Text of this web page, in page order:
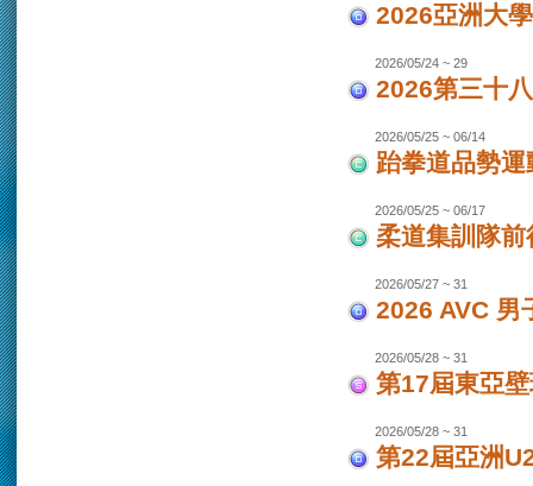
2026亞洲大
2026/05/24 ~ 29
2026第三十
2026/05/25 ~ 06/14
跆拳道品勢
2026/05/25 ~ 06/17
柔道集訓隊
2026/05/27 ~ 31
2026 AVC 男
2026/05/28 ~ 31
第17屆東亞
2026/05/28 ~ 31
第22屆亞洲